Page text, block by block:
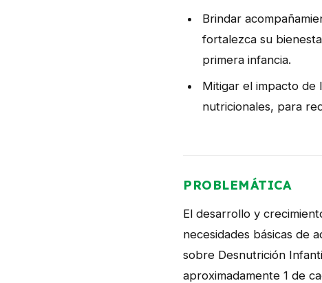
Brindar
fortalezca su
primera infancia.
Mitigar el impacto de
nutricionales, para
PROBLEMÁTICA
El desarrollo y
necesidades básicas de
sobre Desnutrición
aproximadamente 1 de